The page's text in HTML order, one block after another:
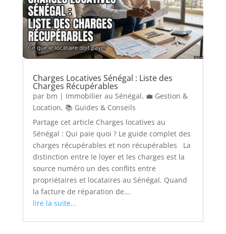
Charges Locatives Sénégal : Liste des
Charges Récupérables
par bm | Immobilier au Sénégal, 💼 Gestion &
Location, 📚 Guides & Conseils
Partage cet article Charges locatives au
Sénégal : Qui paie quoi ? Le guide complet des
charges récupérables et non récupérables La
distinction entre le loyer et les charges est la
source numéro un des conflits entre
propriétaires et locataires au Sénégal. Quand
la facture de réparation de...
lire la suite...